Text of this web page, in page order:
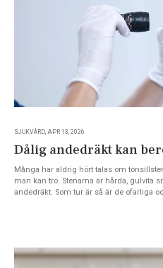
SJUKVÅRD, APR 13, 2026
Dålig andedräkt kan
Många har aldrig hört talas om
man kan tro. Stenarna är hårda, gulvita
andedräkt. Som tur är så är de ofarliga